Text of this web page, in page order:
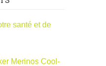
santé et de
Merinos Cool-